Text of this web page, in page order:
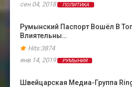
сен 04, 2018
ПОЛИТИКА
Румынский Паспорт Вошёл В
Влиятельны…
Hits:3874
янв 14, 2019
РУМЫНИЯ
Швейцарская Медиа-Группа